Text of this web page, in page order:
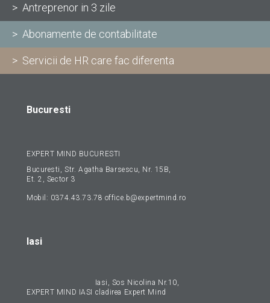
> Antreprenor in 3 zile
> Abonamente de contabilitate
> Servicii de HR care fac diferenta
Bucuresti
EXPERT MIND BUCURESTI
Bucuresti, Str. Agatha Barsescu, Nr. 15B,
Et. 2, Sector 3
Mobil: 0374.43.73.78 office.b@expertmind.ro
Iasi
EXPERT MIND IASI
Iasi, Sos Nicolina Nr.10,
cladirea Expert Mind